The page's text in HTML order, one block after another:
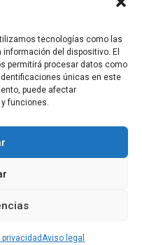
tecnologías como las
del dispositivo. El
permitirá procesar datos como
únicas en este
puede afectar
funciones.
Aviso legal
de la Región de